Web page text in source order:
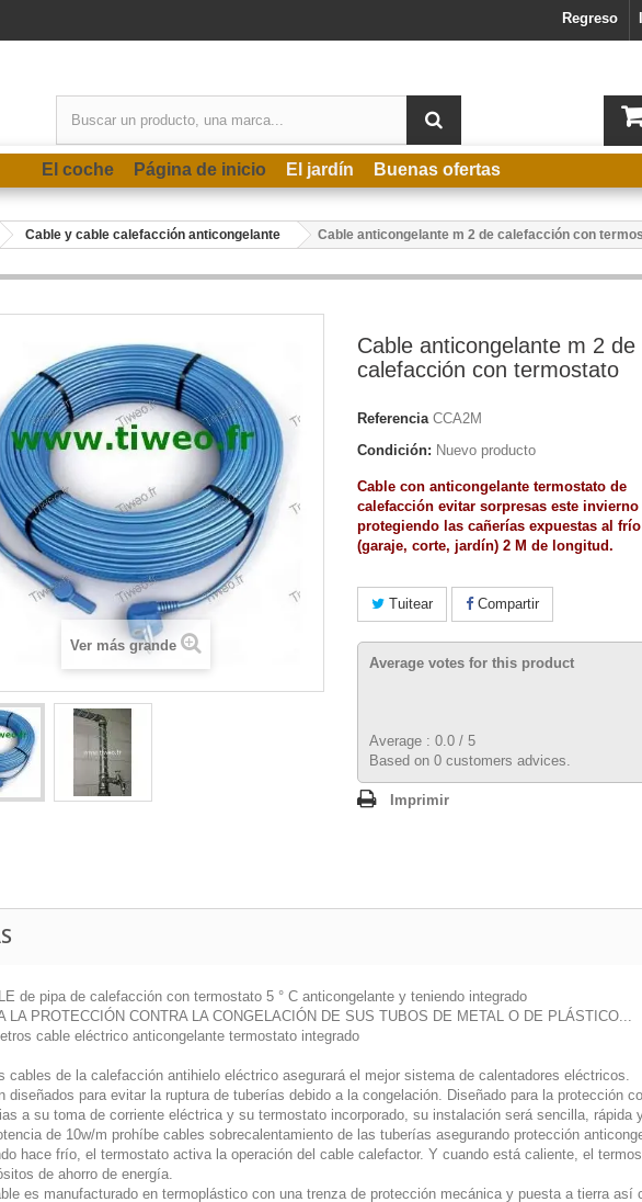
Regreso
El coche Página de inicio El jardín Buenas ofertas
Cable y cable calefacción anticongelante Cable anticongelante m 2 de calefacción con
Ver más grande
Cable anticongelante m 2 de
calefacción con termostato
Referencia CCA2M
Condición: Nuevo producto
Cable con anticongelante termostato de
calefacción evitar sorpresas este invierno
protegiendo las cañerías expuestas al frío
(garaje, corte, jardín) 2 M de longitud.
Tuitear Compartir
Average votes for this product
Average : 0.0 / 5
Based on 0 customers advices.
Imprimir
de pipa de calefacción con termostato 5 ° C anticongelante y teniendo integrado
LA PROTECCIÓN CONTRA LA CONGELACIÓN DE SUS TUBOS DE METAL O DE PLÁSTICO...
cable eléctrico anticongelante termostato integrado
cables de la calefacción antihielo eléctrico asegurará el mejor sistema de calentadores eléctricos.
diseñados para evitar la ruptura de tuberías debido a la congelación. Diseñado para la protección
a su toma de corriente eléctrica y su termostato incorporado, su instalación será sencilla, rápida
de 10w/m prohíbe cables sobrecalentamiento de las tuberías asegurando protección
hace frío, el termostato activa la operación del cable calefactor. Y cuando está caliente, el
de ahorro de energía.
es manufacturado en termoplástico con una trenza de protección mecánica y puesta a tierra así